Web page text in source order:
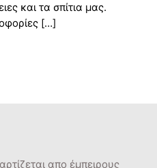
και τα σπίτια μας.
[…]
απο έμπειρους